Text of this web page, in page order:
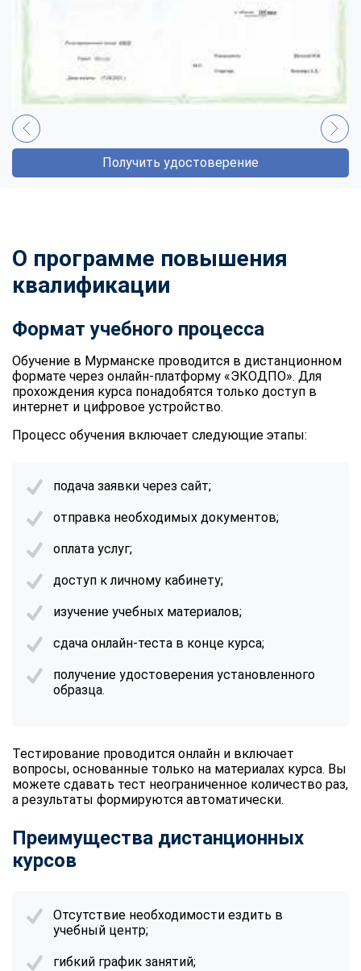
Получить удостоверение
О программе повышения
квалификации
Формат учебного процесса
Обучение в Мурманске проводится в дистанционном
формате через онлайн-платформу «ЭКОДПО». Для
прохождения курса понадобятся только доступ в
интернет и цифровое устройство.
Процесс обучения включает следующие этапы:
подача заявки через сайт;
отправка необходимых документов;
оплата услуг;
доступ к личному кабинету;
изучение учебных материалов;
сдача онлайн-теста в конце курса;
получение удостоверения установленного
образца.
Тестирование проводится онлайн и включает
вопросы, основанные только на материалах курса. Вы
можете сдавать тест неограниченное количество раз,
а результаты формируются автоматически.
Преимущества дистанционных
курсов
Отсутствие необходимости ездить в
учебный центр;
гибкий график занятий;